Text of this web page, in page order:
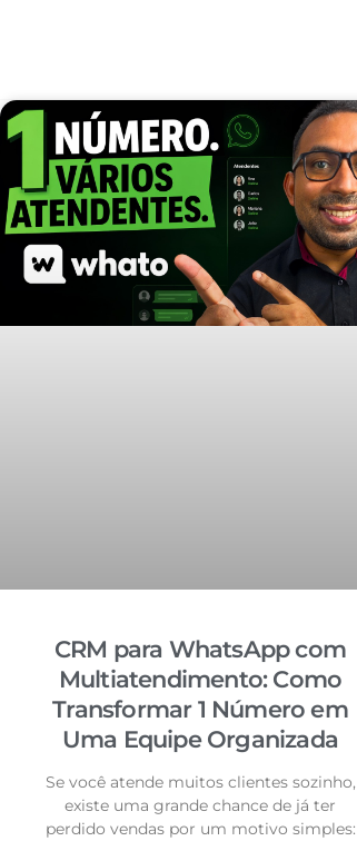
CRM para WhatsApp com
Multiatendimento: Como
Transformar 1 Número em
Uma Equipe Organizada
Se você atende muitos clientes sozinho,
existe uma grande chance de já ter
perdido vendas por um motivo simples: